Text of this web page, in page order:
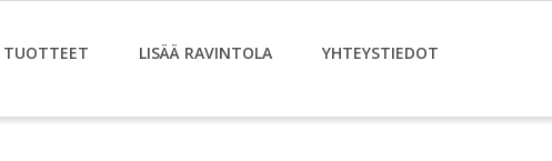
TUOTTEET LISÄÄ RAVINTOLA YHTEYSTIEDOT